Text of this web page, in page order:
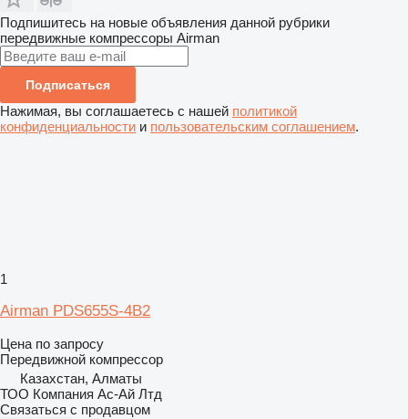
Подпишитесь на новые объявления данной рубрики
передвижные компрессоры Airman
Подписаться
Нажимая, вы соглашаетесь с нашей политикой
конфиденциальности и пользовательским соглашением.
1
Airman PDS655S-4B2
Цена по запросу
Передвижной компрессор
Казахстан, Алматы
ТОО Компания Ас-Ай Лтд
Связаться с продавцом